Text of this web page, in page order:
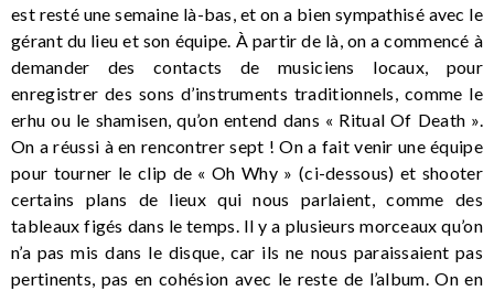
est resté une semaine là-bas, et on a bien sympathisé avec le
gérant du lieu et son équipe. À partir de là, on a commencé à
demander des contacts de musiciens locaux, pour
enregistrer des sons d’instruments traditionnels, comme le
erhu ou le shamisen, qu’on entend dans « Ritual Of Death ».
On a réussi à en rencontrer sept ! On a fait venir une équipe
pour tourner le clip de « Oh Why » (ci-dessous) et shooter
certains plans de lieux qui nous parlaient, comme des
tableaux figés dans le temps. Il y a plusieurs morceaux qu’on
n’a pas mis dans le disque, car ils ne nous paraissaient pas
pertinents, pas en cohésion avec le reste de l’album. On en